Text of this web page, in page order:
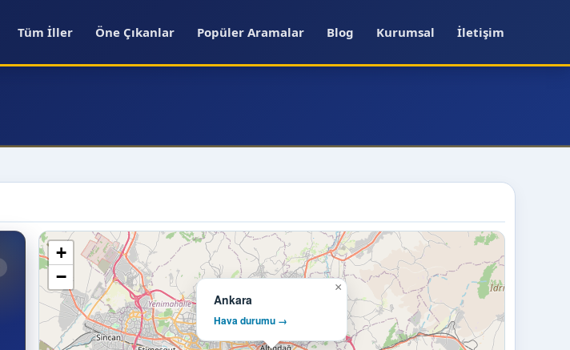
Tüm İller Öne Çıkanlar Popüler Aramalar Blog Kurumsal İletişim
Ankara
Hava durumu →
×
+
−